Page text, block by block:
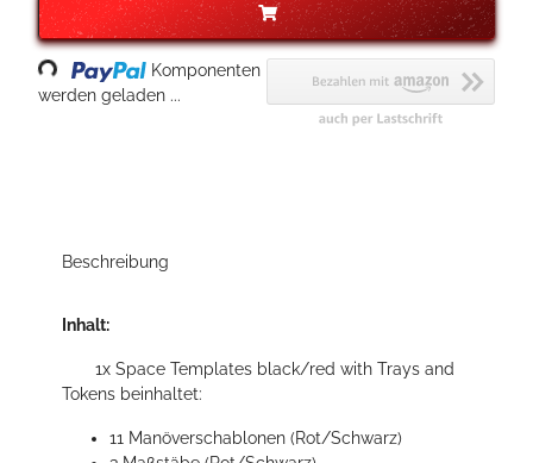
Loading...
Komponenten
werden geladen ...
Beschreibung
Inhalt:
1x Space Templates black/red with Trays and
Tokens beinhaltet:
11 Manöverschablonen (Rot/Schwarz)